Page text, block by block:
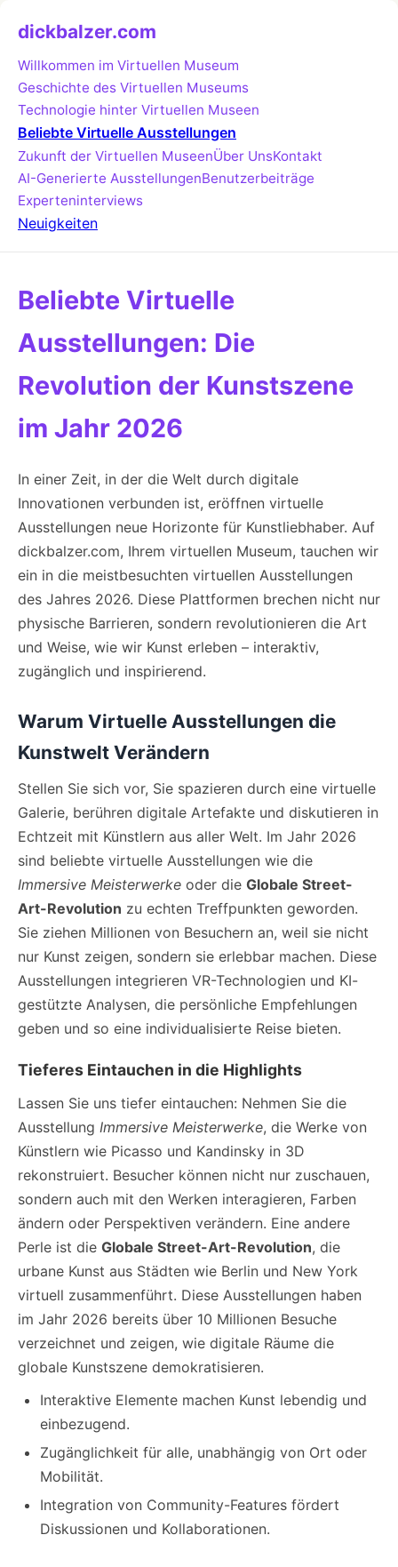
dickbalzer.com
Willkommen im Virtuellen Museum
Geschichte des Virtuellen Museums
Technologie hinter Virtuellen Museen
Beliebte Virtuelle Ausstellungen
Zukunft der Virtuellen MuseenÜber UnsKontakt
AI-Generierte AusstellungenBenutzerbeiträge
Experteninterviews
Neuigkeiten
Beliebte Virtuelle
Ausstellungen: Die
Revolution der Kunstszene
im Jahr 2026
In einer Zeit, in der die Welt durch digitale
Innovationen verbunden ist, eröffnen virtuelle
Ausstellungen neue Horizonte für Kunstliebhaber. Auf
dickbalzer.com, Ihrem virtuellen Museum, tauchen wir
ein in die meistbesuchten virtuellen Ausstellungen
des Jahres 2026. Diese Plattformen brechen nicht nur
physische Barrieren, sondern revolutionieren die Art
und Weise, wie wir Kunst erleben – interaktiv,
zugänglich und inspirierend.
Warum Virtuelle Ausstellungen die
Kunstwelt Verändern
Stellen Sie sich vor, Sie spazieren durch eine virtuelle
Galerie, berühren digitale Artefakte und diskutieren in
Echtzeit mit Künstlern aus aller Welt. Im Jahr 2026
sind beliebte virtuelle Ausstellungen wie die
Immersive Meisterwerke oder die Globale Street-
Art-Revolution zu echten Treffpunkten geworden.
Sie ziehen Millionen von Besuchern an, weil sie nicht
nur Kunst zeigen, sondern sie erlebbar machen. Diese
Ausstellungen integrieren VR-Technologien und KI-
gestützte Analysen, die persönliche Empfehlungen
geben und so eine individualisierte Reise bieten.
Tieferes Eintauchen in die Highlights
Lassen Sie uns tiefer eintauchen: Nehmen Sie die
Ausstellung Immersive Meisterwerke, die Werke von
Künstlern wie Picasso und Kandinsky in 3D
rekonstruiert. Besucher können nicht nur zuschauen,
sondern auch mit den Werken interagieren, Farben
ändern oder Perspektiven verändern. Eine andere
Perle ist die Globale Street-Art-Revolution, die
urbane Kunst aus Städten wie Berlin und New York
virtuell zusammenführt. Diese Ausstellungen haben
im Jahr 2026 bereits über 10 Millionen Besuche
verzeichnet und zeigen, wie digitale Räume die
globale Kunstszene demokratisieren.
Interaktive Elemente machen Kunst lebendig und
einbezugend.
Zugänglichkeit für alle, unabhängig von Ort oder
Mobilität.
Integration von Community-Features fördert
Diskussionen und Kollaborationen.